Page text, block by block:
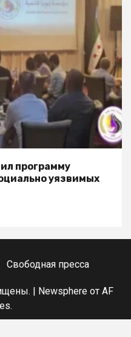
программу
уязвимых
Свободная пресса
| Newsphereот AF